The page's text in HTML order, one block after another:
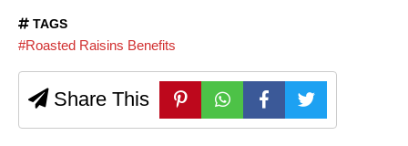
TAGS
#Roasted Raisins Benefits
Share This